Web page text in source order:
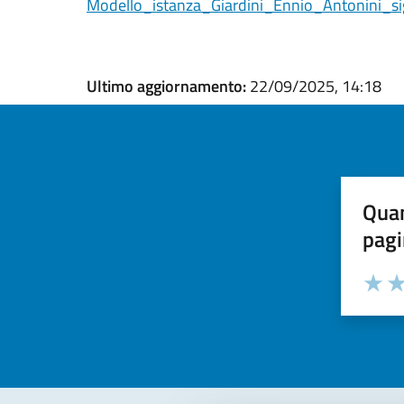
Ultimo aggiornamento:22/09/2025, 14:18
Valuta